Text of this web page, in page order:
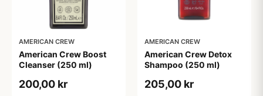
AMERICAN CREW
American Crew Boost
Cleanser (250 ml)
200,00 kr
AMERICAN CREW
American Crew Detox
Shampoo (250 ml)
205,00 kr